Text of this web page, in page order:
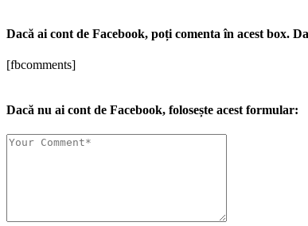
Dacă ai cont de Facebook, poți comenta în acest box.
[fbcomments]
Dacă nu ai cont de Facebook, folosește acest formular: